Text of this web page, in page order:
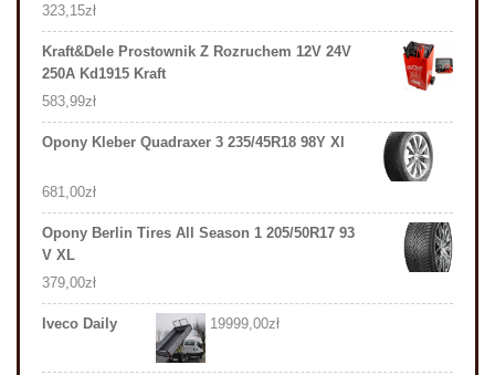
323,15zł
Kraft&Dele Prostownik Z Rozruchem 12V 24V
250A Kd1915 Kraft
583,99zł
Opony Kleber Quadraxer 3 235/45R18 98Y Xl
681,00zł
Opony Berlin Tires All Season 1 205/50R17 93
V XL
379,00zł
Iveco Daily 19999,00zł